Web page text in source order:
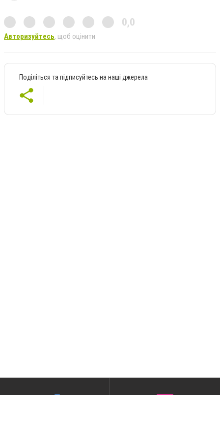
0,0
Авторизуйтесь, щоб оцінити
Поділіться та підписуйтесь на наші джерела